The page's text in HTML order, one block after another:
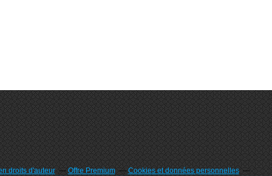
droits d'auteur Offre Premium
Cookies et données personnelles